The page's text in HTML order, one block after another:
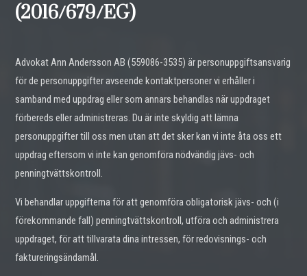
(2016/679/EG)
Advokat Ann Andersson AB (559086-3535) är personuppgiftsansvarig
för de personuppgifter avseende kontaktpersoner vi erhåller i
samband med uppdrag eller som annars behandlas när uppdraget
förbereds eller administreras. Du är inte skyldig att lämna
personuppgifter till oss men utan att det sker kan vi inte åta oss ett
uppdrag eftersom vi inte kan genomföra nödvändig jävs- och
penningtvättskontroll.
Vi behandlar uppgifterna för att genomföra obligatorisk jävs- och (i
förekommande fall) penningtvättskontroll, utföra och administrera
uppdraget, för att tillvarata dina intressen, för redovisnings- och
faktureringsändamål.